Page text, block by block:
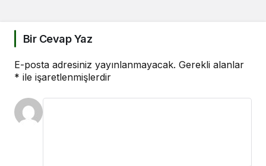
Bir Cevap Yaz
E-posta adresiniz yayınlanmayacak. Gerekli alanlar
* ile işaretlenmişlerdir